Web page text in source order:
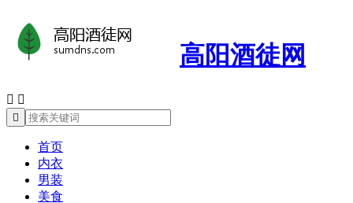
高阳酒徒网
 

首页
内衣
男装
美食